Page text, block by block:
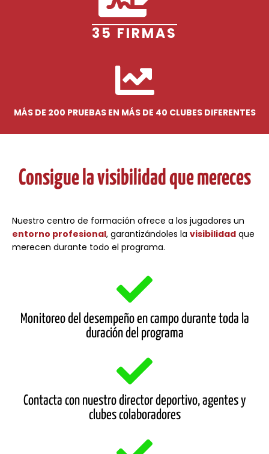
35 FIRMAS
MÁS DE 200 PRUEBAS EN MÁS DE 40 CLUBES DIFERENTES
Consigue la visibilidad que mereces
Nuestro centro de formación ofrece a los jugadores un
entorno profesional, garantizándoles la visibilidad que
merecen durante todo el programa.
Monitoreo del desempeño en campo durante toda la
duración del programa
Contacta con nuestro director deportivo, agentes y
clubes colaboradores